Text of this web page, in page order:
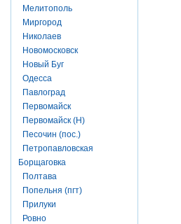
Мелитополь
Миргород
Николаев
Новомосковск
Новый Буг
Одесса
Павлоград
Первомайск
Первомайск (Н)
Песочин (пос.)
Петропавловская
Борщаговка
Полтава
Попельня (пгт)
Прилуки
Ровно